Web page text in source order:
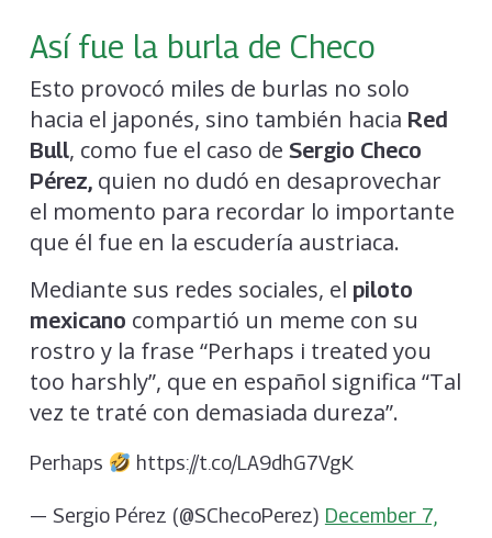
Así fue la burla de Checo
Esto provocó miles de burlas no solo
hacia el japonés, sino también hacia Red
Bull, como fue el caso de Sergio Checo
Pérez,quien no dudó en desaprovechar
el momento para recordar lo importante
que él fue en la escudería austriaca.
Mediante sus redes sociales, el piloto
mexicano compartió un meme con su
rostro y la frase “Perhaps i treated you
too harshly”, que en español significa “Tal
vez te traté con demasiada dureza”.
Perhaps https://t.co/LA9dhG7VgK
— Sergio Pérez (@SChecoPerez) December 7,